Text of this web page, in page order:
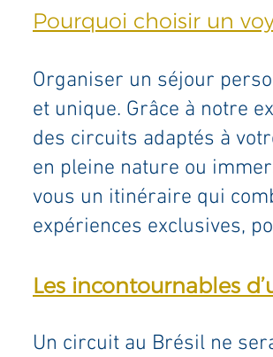
Pourquoi choisir un
Organiser un séjour
et unique. Grâce à notre
des circuits adaptés à
en pleine nature ou
vous un itinéraire qui
expériences exclusives,
Les incontournables
Un circuit au Brésil ne